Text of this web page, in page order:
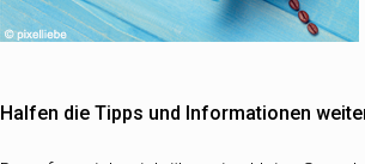
Halfen die Tipps und Informationen